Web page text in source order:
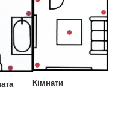
Кімнати